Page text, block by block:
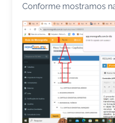
Conforme mostramos